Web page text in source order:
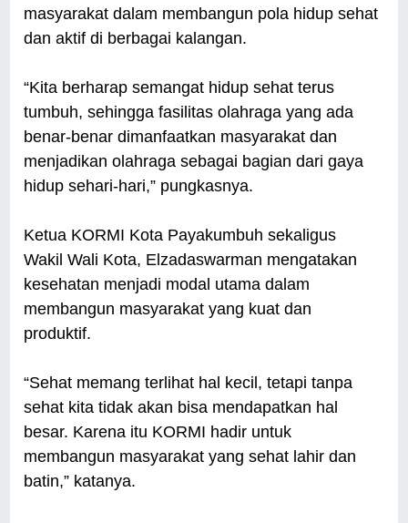
masyarakat dalam membangun pola hidup sehat
dan aktif di berbagai kalangan.
“Kita berharap semangat hidup sehat terus
tumbuh, sehingga fasilitas olahraga yang ada
benar-benar dimanfaatkan masyarakat dan
menjadikan olahraga sebagai bagian dari gaya
hidup sehari-hari,” pungkasnya.
Ketua KORMI Kota Payakumbuh sekaligus
Wakil Wali Kota, Elzadaswarman mengatakan
kesehatan menjadi modal utama dalam
membangun masyarakat yang kuat dan
produktif.
“Sehat memang terlihat hal kecil, tetapi tanpa
sehat kita tidak akan bisa mendapatkan hal
besar. Karena itu KORMI hadir untuk
membangun masyarakat yang sehat lahir dan
batin,” katanya.